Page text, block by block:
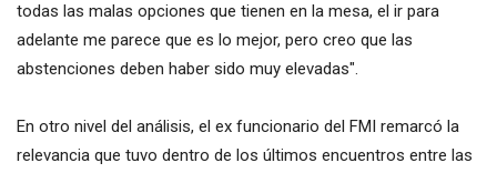
todas las malas opciones que tienen en la mesa, el ir para
adelante me parece que es lo mejor, pero creo que las
abstenciones deben haber sido muy elevadas".
En otro nivel del análisis, el ex funcionario del FMI remarcó la
relevancia que tuvo dentro de los últimos encuentros entre las